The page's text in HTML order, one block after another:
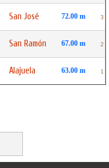
San José 72.00 m 3
San Ramón 67.00 m 2
Alajuela 63.00 m 1